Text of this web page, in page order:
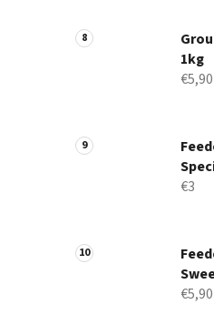
1kg
€5,90
€3
€5,90